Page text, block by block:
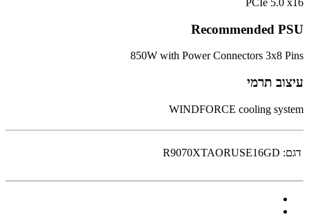
Recommended PSU
850W with Power Connectors 3x8 Pins
עיצוב תרמי
WINDFORCE cooling system
דגם: R9070XTAORUSE16GD